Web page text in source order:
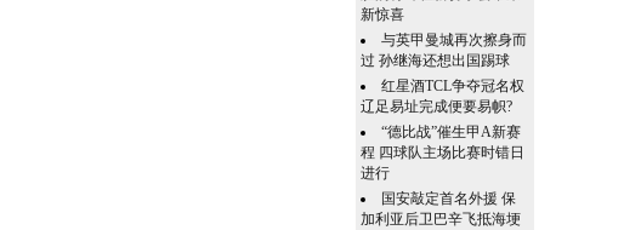
新惊喜
与英甲曼城再次擦身而
过 孙继海还想出国踢球
红星酒TCL争夺冠名权
辽足易址完成便要易帜?
“德比战”催生甲A新赛
程 四球队主场比赛时错日
进行
国安敲定首名外援 保
加利亚后卫巴辛飞抵海埂